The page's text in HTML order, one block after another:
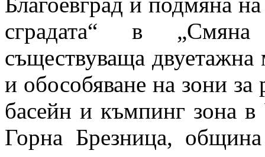
сградата“ в
съществуваща двуетажна
и обособяване на зони
басейн и къмпинг зона
Горна Брезница, община